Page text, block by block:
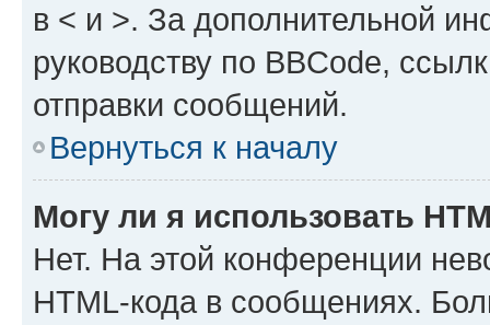
в < и >. За дополнительной
руководству по BBCode,
отправки сообщений.
Вернуться к началу
Могу ли я использовать
Нет. На этой конференции
HTML-кода в сообщениях.